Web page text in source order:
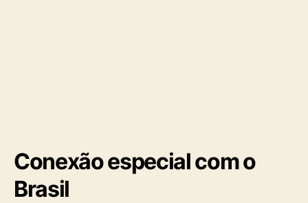
Conexão especial com o
Brasil